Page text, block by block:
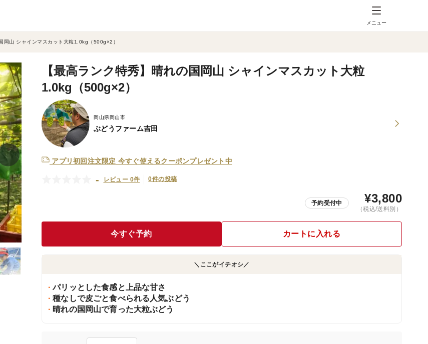
メニュー
岡山 シャインマスカット大粒1.0kg（500g×2）
【最高ランク特秀】晴れの国岡山 シャインマスカット大粒
1.0kg（500g×2）
岡山県岡山市
ぶどうファーム吉田
アプリ初回注文限定 今すぐ使えるクーポンプレゼント中
- レビュー 0件 0件の投稿
予約受付中 ¥3,800
（税込/送料別）
今すぐ予約 カートに入れる
＼ここがイチオシ／
パリッとした食感と上品な甘さ
種なしで皮ごと食べられる人気ぶどう
晴れの国岡山で育った大粒ぶどう